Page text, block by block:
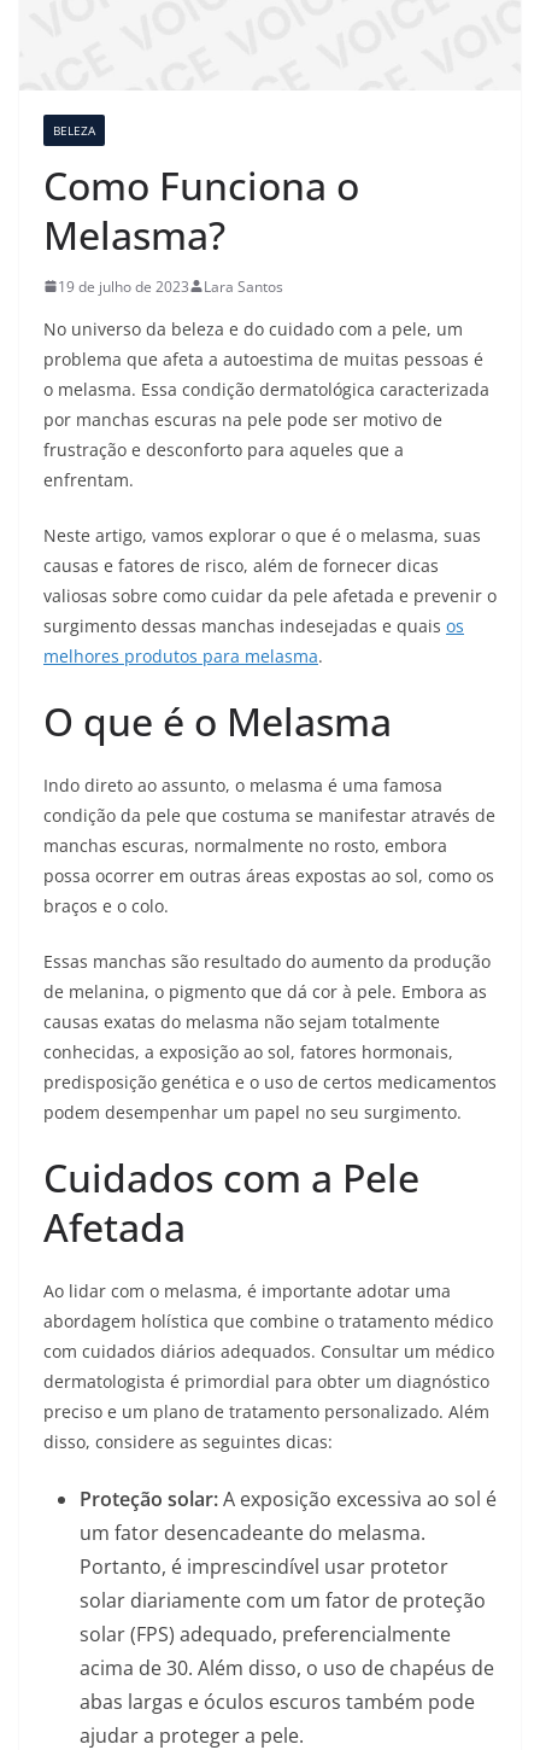
BELEZA
Como Funciona o
Melasma?
19 de julho de 2023 Lara Santos
No universo da beleza e do cuidado com a pele, um
problema que afeta a autoestima de muitas pessoas é
o melasma. Essa condição dermatológica caracterizada
por manchas escuras na pele pode ser motivo de
frustração e desconforto para aqueles que a
enfrentam.
Neste artigo, vamos explorar o que é o melasma, suas
causas e fatores de risco, além de fornecer dicas
valiosas sobre como cuidar da pele afetada e prevenir o
surgimento dessas manchas indesejadas e quais os
melhores produtos para melasma.
O que é o Melasma
Indo direto ao assunto, o melasma é uma famosa
condição da pele que costuma se manifestar através de
manchas escuras, normalmente no rosto, embora
possa ocorrer em outras áreas expostas ao sol, como os
braços e o colo.
Essas manchas são resultado do aumento da produção
de melanina, o pigmento que dá cor à pele. Embora as
causas exatas do melasma não sejam totalmente
conhecidas, a exposição ao sol, fatores hormonais,
predisposição genética e o uso de certos medicamentos
podem desempenhar um papel no seu surgimento.
Cuidados com a Pele
Afetada
Ao lidar com o melasma, é importante adotar uma
abordagem holística que combine o tratamento médico
com cuidados diários adequados. Consultar um médico
dermatologista é primordial para obter um diagnóstico
preciso e um plano de tratamento personalizado. Além
disso, considere as seguintes dicas:
Proteção solar:A exposição excessiva ao sol é
um fator desencadeante do melasma.
Portanto, é imprescindível usar protetor
solar diariamente com um fator de proteção
solar (FPS) adequado, preferencialmente
acima de 30. Além disso, o uso de chapéus de
abas largas e óculos escuros também pode
ajudar a proteger a pele.